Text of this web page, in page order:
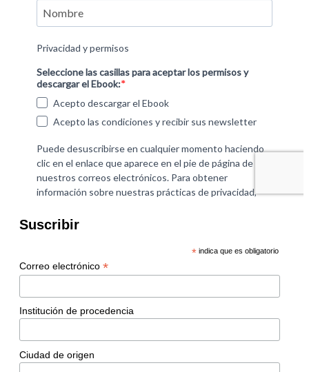
Suscribir
* indica que es obligatorio
Correo electrónico *
Institución de procedencia
Ciudad de origen